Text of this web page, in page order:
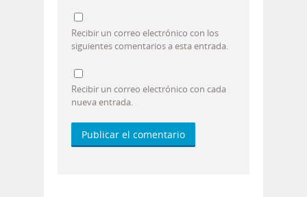
Recibir un correo electrónico con los
siguientes comentarios a esta entrada.
Recibir un correo electrónico con cada
nueva entrada.